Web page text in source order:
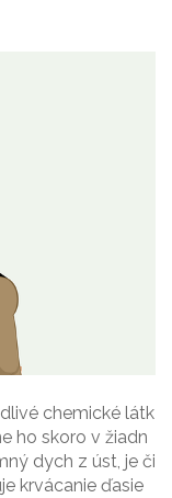
chemické látk
ho skoro v žiadn
dych z úst, je či
krvácanie ďasie